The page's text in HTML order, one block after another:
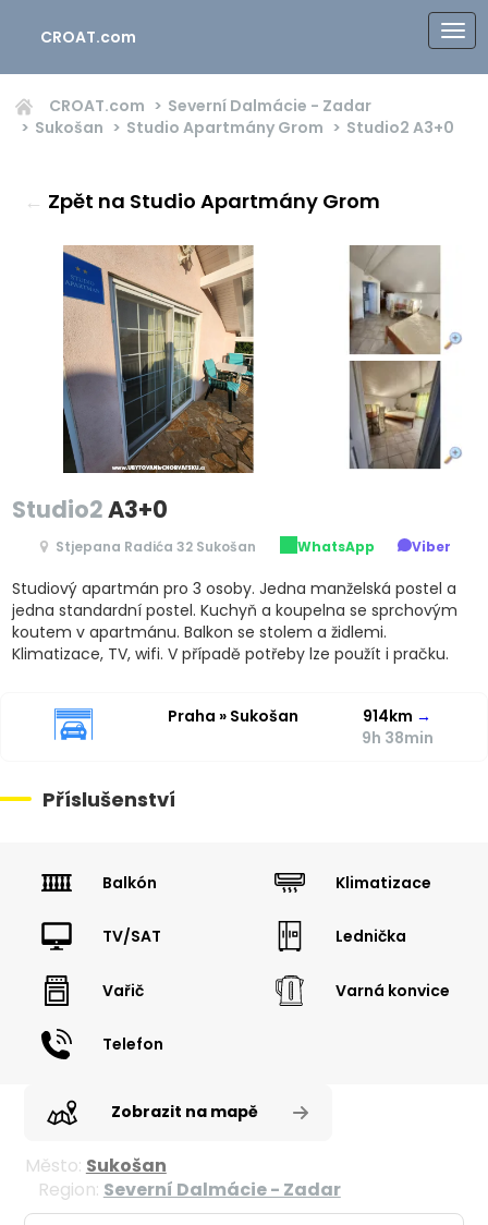
CROAT.com
CROAT.com
Severní Dalmácie - Zadar
Sukošan
Studio Apartmány Grom Studio2 A3+0
← Zpět na Studio Apartmány Grom
Studio2A3+0
Stjepana Radića 32 Sukošan WhatsApp Viber
Studiový apartmán pro 3 osoby. Jedna manželská postel a
jedna standardní postel. Kuchyň a koupelna se sprchovým
koutem v apartmánu. Balkon se stolem a židlemi.
Klimatizace, TV, wifi. V případě potřeby lze použít i pračku.
Praha » Sukošan 914km →
9h 38min
Příslušenství
Balkón Klimatizace
TV/SAT Lednička
Vařič Varná konvice
Telefon
Zobrazit na mapě
Město: Sukošan
Region: Severní Dalmácie - Zadar